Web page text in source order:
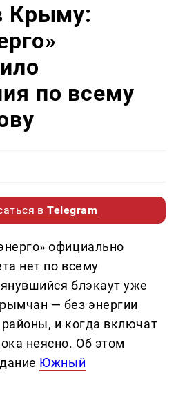
Крыму:
по всему
вTelegram
официально
нет по всему
блэкаут уже
— без энергии
и когда включат
неясно. Об этом
Южный